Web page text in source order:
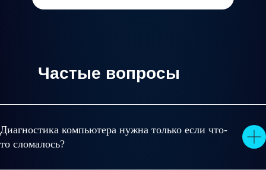
Частые вопросы
Диагностика компьютера нужна только если что-
то сломалось?